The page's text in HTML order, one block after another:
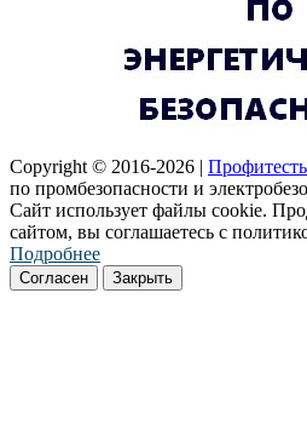
Copyright © 2016-2026 |
по промбезопасности и
Сайт использует файлы cookie.
сайтом, вы соглашаетесь с
Подробнее
Согласен Закрыть